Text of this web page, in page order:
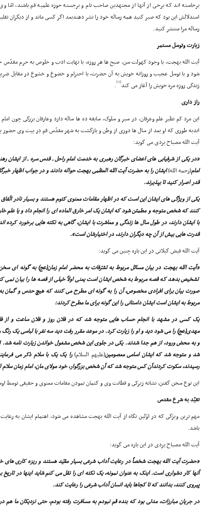
برخاسته اند که برخى از آنها از مجتهدین صاحب نام و برجسته حوزه علمیه قم باشند، امّا
استدلالش این بود که صبر کنید همه رساله خود را نشر دهندبعد اگر کسى ماند و از دیگران
رساله مرا منتشر کنید.
زیارت وتوسل مستمر
آیت الله بهجت، با وجود کهولت سن، صبح ها هر روزه، با نهایت ادب و خلوص به حرم
شود و با توسل عجیب و روزانه خویش به آن حضرت، با احترام و خضوع و خشوع در مقابل
زندگى روزه مره خویش را آغاز مى کند[13]
.
راز دارى
این مرد کم نظیر علم وعرفان، در سیر و سلوک، سابقه ده ها ساله دارد وعارفان بزرگى
اندبه طورى که او بعد از سال ها دورى از وطن و بازگشت به شهر مقدّس قم در بیت وى حضور
آیت الله مصباح یزدى مى گوید:
«در یکى از شرفیابى هاى اعضاى خبرگان رهبرى به خدمت امام راحل ـ قدس سره ـ از ایشان
امام(رحمه الله)ایشان را به حضرت آیت الله العظمى بهجت حواله دادند و در جواب اظهار
قدر اصرار کنید تا بپذیرند.
یکى از ویژگى هاى ایشان این است که در اظهار مقامات معنوى کتوم هستند و بسیار نادر
کنند که شخص متوجه و مطمئن شود که ایشان یک امر خارق العاده اى را انجام داد و یا علم
با ایشان دارند، در طول سال ها زندگى و معاشرت با ایشان، گاهى به نکته هایى برخورد
قدرت هایى بیش از آن چه دیگران دارند، در اختیارشان است».
آیت الله فیض گیلانى در این باره چنین مى گوید:
«آیت الله بهجت در بیان مسائل مربوط به تشرّفات به محضر امام زمان(عج) به گونه اى
تشخیص بدهد که قصه مربوط به شخص ایشان است یعنى اولاً خیلى از قصه ها را بیان نمى
صورت بیان براى افرادى مخصوص، آن را به گونه اى مطرح مى کنند که هیچ حدس و گمان به
مربوط به ایشان است ایشان داستانى را این گونه براى ما مطرح کردند:
یک کسى در مشهد با انجام حساب هایى متوجه شد که در فلان روز و فلان ساعت و از
مهدى(عج) را مى شود دید و او را زیارت کرد. در موعد مقرر رفت دید سه نفر با لباسى یک رنگ
و به محض ورود، از هم جدا شدند. یکى در جلوى این شخص مشغول خواندن زیارت نامه شد.
شد و متوجه شد که ایشان اسامى معصومین(علیهم السلام)را یک یک با سلام ذکر مى
رسیدند، سکوت کردندآن کس متوجه شد که آن شخص بزرگوار، خود مولاى مان، امام زمان سلام
این نوع سخن گفتن، نشانه زیرکى و فطانت وى و کتمان نمودن مقامات معنوى و حقیقى توسط
تقیّد به شرع مقدس
مهم ترین ویژگى که در اوّلین نگاه از آیت الله بهجت مشاهده مى شود، اهتمام ایشان به
باشد.
آیت الله مصباح یزدى در این باره مى گوید:
«حضرت آیت الله بهجت شخصاً در رعایت آداب شرعى بسیار مقیّد هستند و ریزه کارى هاى
آنها کار دشوارى است. اینک به عنوان نمونه، یک نکته اى را نقل مى کنم شاید اینها در
پیروى کنند، بدانند که تا کجاها باید انسان آداب شرعى را رعایت کند.
در جریان مبارزات، مدتى بود که بنده قم نبودم به مسافرت رفته بودم، حتى نزدیکان ما